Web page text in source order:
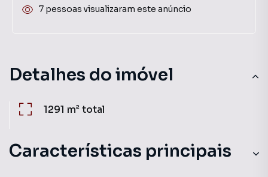
Detalhes do imóvel
1291 m²total
Características principais
7 pessoas visualizaram este anúncio